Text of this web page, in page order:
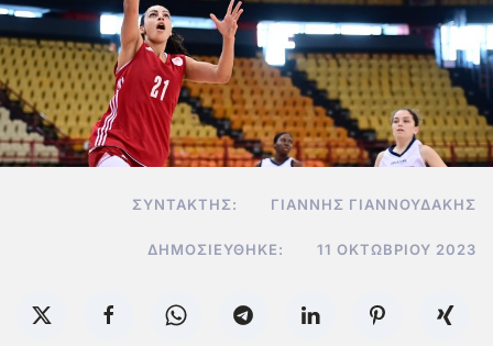
ΣΥΝΤΆΚΤΗΣ: ΓΙΆΝΝΗΣ ΓΙΑΝΝΟΥΔΆΚΗΣ
ΔΗΜΟΣΙΕΎΘΗΚΕ: 11 ΟΚΤΩΒΡΊΟΥ 2023